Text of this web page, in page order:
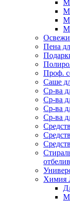
Пена
Проф.
Саше
Ср-ва
Ср-ва
Ср-ва
Ср-ва
Химия